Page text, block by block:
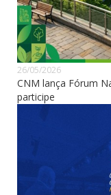
26/05/2026
CNM lança Fórum
participe